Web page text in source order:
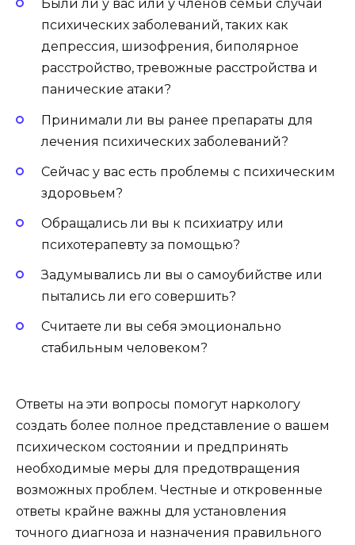
Были ли у вас или у членов семьи случаи
психических заболеваний, таких как
депрессия, шизофрения, биполярное
расстройство, тревожные расстройства и
панические атаки?
Принимали ли вы ранее препараты для
лечения психических заболеваний?
Сейчас у вас есть проблемы с психическим
здоровьем?
Обращались ли вы к психиатру или
психотерапевту за помощью?
Задумывались ли вы о самоубийстве или
пытались ли его совершить?
Считаете ли вы себя эмоционально
стабильным человеком?
Ответы на эти вопросы помогут наркологу
создать более полное представление о вашем
психическом состоянии и предпринять
необходимые меры для предотвращения
возможных проблем. Честные и откровенные
ответы крайне важны для установления
точного диагноза и назначения правильного